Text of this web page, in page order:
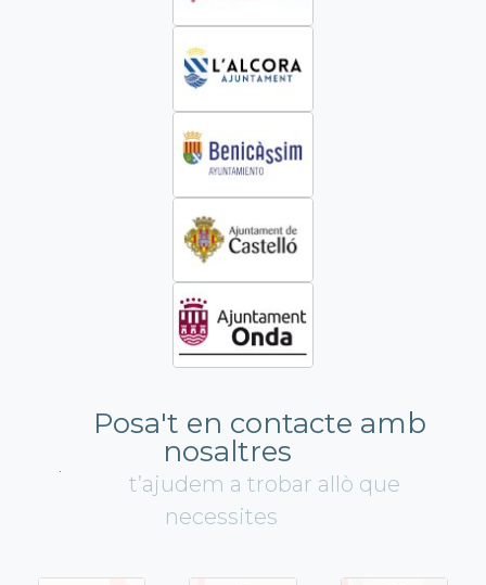
Posa't en contacte amb
nosaltres
t’ajudem a trobar allò que
necessites